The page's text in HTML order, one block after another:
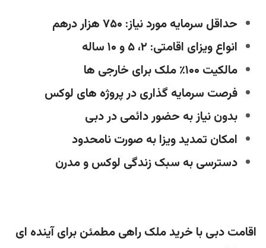
حداقل سرمایه مورد نیاز: ۷۵۰ هزار درهم
انواع ویزای اقامتی: ۲، ۵ و ۱۰ ساله
مالکیت ۱۰۰٪ ملک برای خارجی‌ ها
فرصت سرمایه‌ گذاری در پروژه‌ های لوکس
بدون نیاز به حضور دائمی در دبی
امکان تمدید ویزا به‌ صورت نامحدود
دسترسی به سبک زندگی لوکس و مدرن
اقامت دبی با خرید ملک راهی مطمئن برای آینده‌ ای